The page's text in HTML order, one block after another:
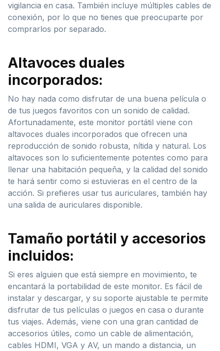
vigilancia en casa. También incluye múltiples cables de
conexión, por lo que no tienes que preocuparte por
comprarlos por separado.
Altavoces duales
incorporados:
No hay nada como disfrutar de una buena película o
de tus juegos favoritos con un sonido de calidad.
Afortunadamente, este monitor portátil viene con
altavoces duales incorporados que ofrecen una
reproducción de sonido robusta, nítida y natural. Los
altavoces son lo suficientemente potentes como para
llenar una habitación pequeña, y la calidad del sonido
te hará sentir como si estuvieras en el centro de la
acción. Si prefieres usar tus auriculares, también hay
una salida de auriculares disponible.
Tamaño portátil y accesorios
incluidos:
Si eres alguien que está siempre en movimiento, te
encantará la portabilidad de este monitor. Es fácil de
instalar y descargar, y su soporte ajustable te permite
disfrutar de tus películas o juegos en casa o durante
tus viajes. Además, viene con una gran cantidad de
accesorios útiles, como un cable de alimentación,
cables HDMI, VGA y AV, un mando a distancia, un